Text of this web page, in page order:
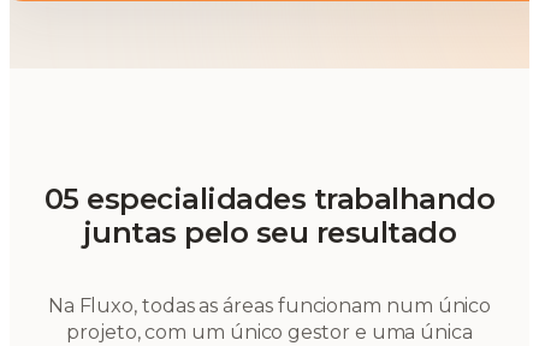
05 especialidades trabalhando
juntas pelo seu resultado
Na Fluxo, todas as áreas funcionam num único
projeto, com um único gestor e uma única